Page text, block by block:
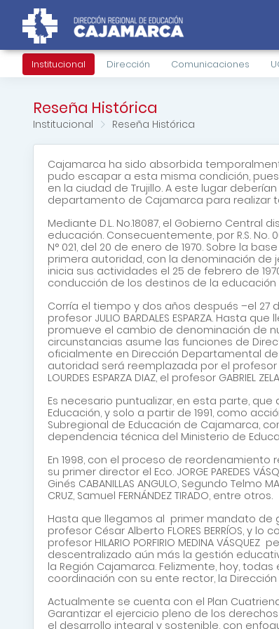
Institucional Dirección Comunicaciones
Reseña Histórica
Institucional Reseña Histórica
Cajamarca ha sido absorbida
pudo escapar a esta misma condición, pues,
en la ciudad de Trujillo. A este lugar
departamento de Cajamarca para realizar
Mediante D.L. No.18087, el Gobierno
educación. Consecuentemente, por R.S. No.
N° 021, del 20 de enero de 1970. Sobre la
primera autoridad, con la denominación de
inicia sus actividades el 25 de febrero de
conducción de los destinos de la
Corría el tiempo y dos años después –el
profesor JULIO BARDALES ESPARZA.
promueve el cambio de denominación de
circunstancias asume las funciones de
oficialmente en Dirección Departamental de
autoridad será reemplazada por el profesor
LOURDES ESPARZA DIAZ, el profesor GABRIEL
Es necesario puntualizar, en esta parte,
Educación, y solo a partir de 1991, como
Subregional de Educación de Cajamarca,
dependencia técnica del Ministerio de
En 1998, con el proceso de reordenamiento
su primer director el Eco. JORGE PAREDES
Ginés CABANILLAS ANGULO, Segundo Telmo
CRUZ, Samuel FERNÁNDEZ TIRADO, entre otros.
Hasta que llegamos al primer mandato de
profesor César Alberto FLORES BERRÍOS, y
profesor HILARIO PORFIRIO MEDINA
descentralizado aún más la gestión
la Región Cajamarca. Felizmente, hoy,
coordinación con su ente rector, la
Actualmente se cuenta con el Plan
Garantizar el ejercicio pleno de los
el desarrollo integral y sostenible, con